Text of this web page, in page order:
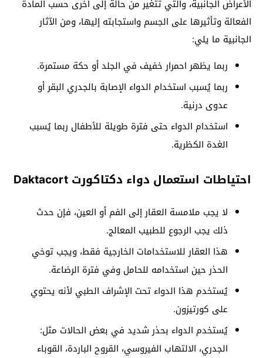
الأعراض الجانبية، والتي تتغير من حالة إلى أخرى حسب المادة
الفعالة وتأثيرها على الجسم واستجابته إليها، ومن الآثار
الجانبية ما يلي:
ربما يظهر احمرار خفيف في الجلد أو حكة مستمرة.
ربما يُسبب استخدام الدواء الإصابة بالجدري البقر أو
عدوى درنية.
استخدام الدواء حتى فترة طويلة للأطفال ربما يُسبب
الغدة الكظرية.
احتياطات استعمال دواء دكتاكورت Daktacort
لا يجب ملامسة العقار إلى الفم أو العين، فإن حدث
ذلك يجب الرجوع للطبيب المعالج.
هذا العقار للاستخدامات الخارجية فقط، ويجب توخي
الحذر حين استخدامه للحامل وفي فترة الرضاعة.
يُستخدم هذا الدواء تحت الإشراف الطبي لأنه يحتوي
على كورتيزون.
يُستخدم الدواء بحذر شديد في بعض الحالات مثل:
الجدري، الالتهاب الفيروسي، القروح الباردة، القوباء